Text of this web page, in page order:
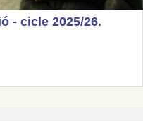
- cicle 2025/26.